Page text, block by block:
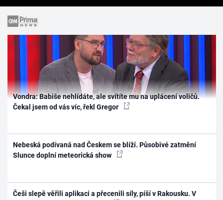
Vondra: Babiše nehlídáte, ale svítíte mu na uplácení voličů.
Čekal jsem od vás víc, řekl Gregor
Nebeská podívaná nad Českem se blíží. Působivé zatmění
Slunce doplní meteorická show
Češi slepě věřili aplikaci a přecenili síly, píší v Rakousku. V